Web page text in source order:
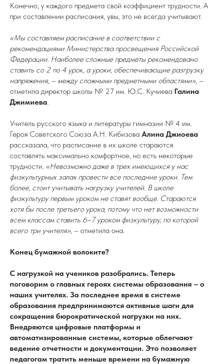
Конечно, у каждого предмета свой коэффициент трудности. А
при составлении расписания, увы, это не всегда учитывают.
«Мы составляем расписание в соответствии с
рекомендациями Министерства просвещения Российской
Федерации. Наиболее сложные предметы рекомендовано
ставить со 2 по 4 урок, а уроки, обеспечивающие разгрузку
напряжения, – между сложными предметными областями», –
отметила директор школы № 27 им. Ю.С. Кучиева Галина
Джимиева.
Учитель русского языка и литературы гимназии № 4 им.
Героя Советского Союза А.Н. Кибизова Алина Джиоева
рассказала, что расписание в их школе стараются
составлять максимально комфортное, но есть некоторые
трудности. «Невозможно даже в трех имеющихся у нас
физкультурных залах провести все последние уроки. Тем
более, стоит учитывать нагрузку учителей. В школе
физкультуру первым уроком не ставят вообще. Стараются
хотя бы после третьего урока, потому что нет возможности
всем классам ставить 6–7 уроком физкультуру, по которой
всего три учителя», – отметила она.
Конец бумажной волоките?
С нагрузкой на учеников разобрались. Теперь
поговорим о главных героях системы образования – о
наших учителях. За последнее время в системе
образования предпринимаются активные шаги для
сокращения бюрократической нагрузки на них.
Внедряются цифровые платформы и
автоматизированные системы, которые облегчают
ведение отчетности и документации. Это позволяет
педагогам тратить меньше времени на бумажную